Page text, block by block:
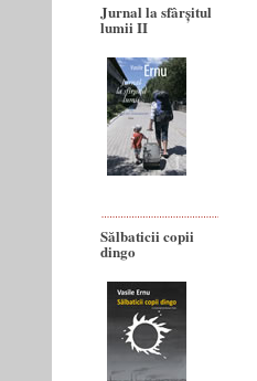
Jurnal la sfârșitul
lumii II
Sălbaticii copii
dingo